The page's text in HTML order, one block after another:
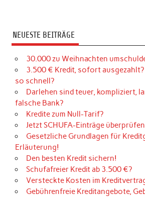
NEUESTE BEITRÄGE
30.000 zu Weihnachten
3.500 € Kredit, sofort
so schnell?
Darlehen sind teuer, kompliziert,
falsche Bank?
Kredite zum Null-Tarif?
Jetzt SCHUFA-Einträge
Gesetzliche Grundlagen für
Erläuterung!
Den besten Kredit sichern!
Schufafreier Kredit ab 3.500 €?
Versteckte Kosten im
Gebührenfreie Kreditangebote,